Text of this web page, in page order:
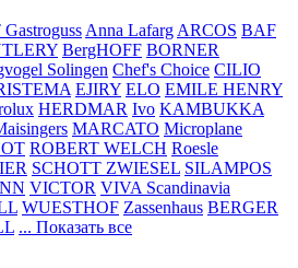
Anna Lafarg ARCOS BAF
BergHOFF BORNER
Solingen Chef's Choice CILIO
EJIRY ELO EMILE HENRY
HERDMAR Ivo KAMBUKKA
MARCATO Microplane
ROBERT WELCH Roesle
SCHOTT ZWIESEL SILAMPOS
VICTOR VIVA Scandinavia
WUESTHOF Zassenhaus BERGER
... Показать все